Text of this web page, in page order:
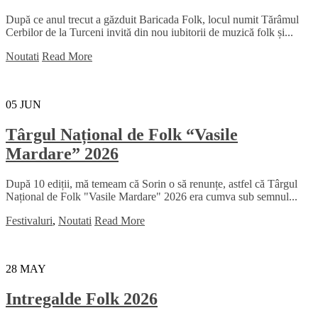
După ce anul trecut a găzduit Baricada Folk, locul numit Tărâmul
Cerbilor de la Turceni invită din nou iubitorii de muzică folk și...
Noutati Read More
05 JUN
Târgul Național de Folk “Vasile
Mardare” 2026
După 10 ediții, mă temeam că Sorin o să renunțe, astfel că Târgul
Național de Folk "Vasile Mardare" 2026 era cumva sub semnul...
Festivaluri, Noutati Read More
28 MAY
Intregalde Folk 2026